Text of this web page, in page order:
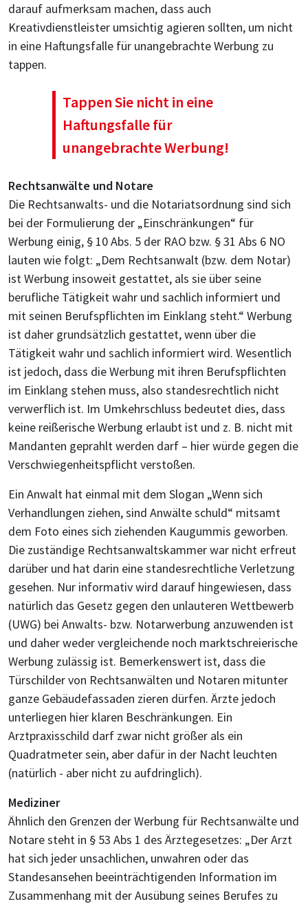
darauf aufmerksam machen, dass auch
Kreativdienstleister umsichtig agieren sollten, um nicht
in eine Haftungsfalle für unangebrachte Werbung zu
tappen.
Tappen Sie nicht in eine
Haftungsfalle für
unangebrachte Werbung!
Rechtsanwälte und Notare
Die Rechtsanwalts- und die Notariatsordnung sind sich
bei der Formulierung der „Einschränkungen“ für
Werbung einig, § 10 Abs. 5 der RAO bzw. § 31 Abs 6 NO
lauten wie folgt: „Dem Rechtsanwalt (bzw. dem Notar)
ist Werbung insoweit gestattet, als sie über seine
berufliche Tätigkeit wahr und sachlich informiert und
mit seinen Berufspflichten im Einklang steht.“ Werbung
ist daher grundsätzlich gestattet, wenn über die
Tätigkeit wahr und sachlich informiert wird. Wesentlich
ist jedoch, dass die Werbung mit ihren Berufspflichten
im Einklang stehen muss, also standesrechtlich nicht
verwerflich ist. Im Umkehrschluss bedeutet dies, dass
keine reißerische Werbung erlaubt ist und z. B. nicht mit
Mandanten geprahlt werden darf – hier würde gegen die
Verschwiegenheitspflicht verstoßen.
Ein Anwalt hat einmal mit dem Slogan „Wenn sich
Verhandlungen ziehen, sind Anwälte schuld“ mitsamt
dem Foto eines sich ziehenden Kaugummis geworben.
Die zuständige Rechtsanwaltskammer war nicht erfreut
darüber und hat darin eine standesrechtliche Verletzung
gesehen. Nur informativ wird darauf hingewiesen, dass
natürlich das Gesetz gegen den unlauteren Wettbewerb
(UWG) bei Anwalts- bzw. Notarwerbung anzuwenden ist
und daher weder vergleichende noch marktschreierische
Werbung zulässig ist. Bemerkenswert ist, dass die
Türschilder von Rechtsanwälten und Notaren mitunter
ganze Gebäudefassaden zieren dürfen. Ärzte jedoch
unterliegen hier klaren Beschränkungen. Ein
Arztpraxisschild darf zwar nicht größer als ein
Quadratmeter sein, aber dafür in der Nacht leuchten
(natürlich - aber nicht zu aufdringlich).
Mediziner
Ähnlich den Grenzen der Werbung für Rechtsanwälte und
Notare steht in § 53 Abs 1 des Ärztegesetzes: „Der Arzt
hat sich jeder unsachlichen, unwahren oder das
Standesansehen beeinträchtigenden Information im
Zusammenhang mit der Ausübung seines Berufes zu